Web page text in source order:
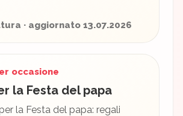
· aggiornato 13.07.2026
occasione
la Festa del papa
la Festa del papa: regali